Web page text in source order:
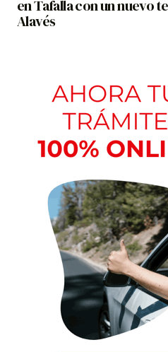
en Tafalla con un nuevo
Alavés